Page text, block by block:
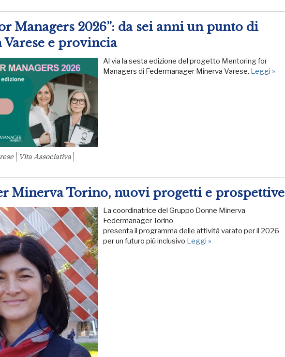
Managers 2026”: da sei anni un punto di
e provincia
Al via la sesta edizione del progetto Mentoring for
Managers di Federmanager Minerva Varese. Leggi »
Vita Associativa
Minerva Torino, nuovi progetti e prospettive
La coordinatrice del Gruppo Donne Minerva
Federmanager Torino
presenta il programma delle attività varato per il 2026
per un futuro più inclusivo Leggi »